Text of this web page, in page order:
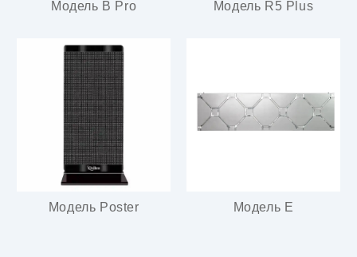
Модель B Pro Модель R5 Plus
Модель Poster Модель E